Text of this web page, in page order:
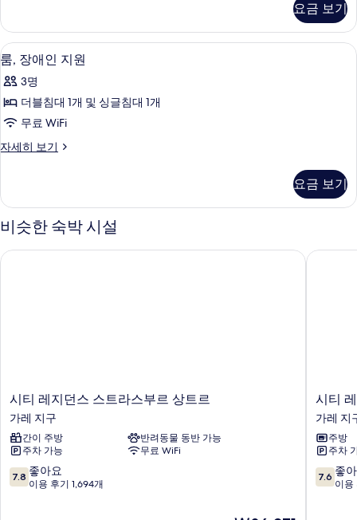
블
침
대
1
개
사
진
보
기
더
블
룸,
더
블
침
개
자
보
요금 보기
룸,
장
애
인
원
진
모
두
보
룸, 장애인 지원 | 책상, 암막 커튼, 방
3
룸, 장애인 지원
3명
더블침대 1개 및 싱글침대 1개
무료 WiFi
자세히 보기
룸,
지
원
자
히
요금 보기
비슷한 숙박 시설
시
티
레
지
던
스
스
시티 레지던스 스트라스부르 상트르
가레 지구
간이 주방
반려동물 동반 가능
주차 가능
무료 WiFi
10
점
7.8 좋아요
이용 후기 1,694개
시티 레지던스 스트라스부르 상트르
시
티
레
지
던
스
액
시티
가레 지
주방
주차
10
점
7.6 좋
이용
시티 레